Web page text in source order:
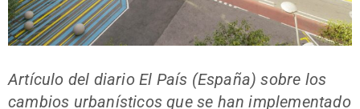
Artículo del diario El País (España) sobre los
cambios urbanísticos que se han implementado